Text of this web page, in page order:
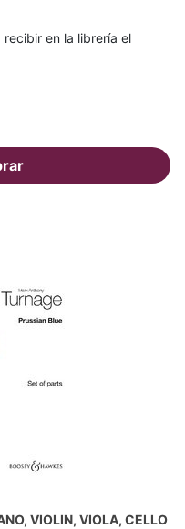
en la librería el
VIOLIN, VIOLA, CELLO